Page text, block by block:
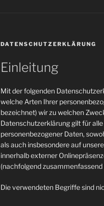
DATENSCHUTZERKLÄRUNG
Einleitung
Mit der folgenden
welche Arten Ihrer
bezeichnet) wir zu welchen
Datenschutzerklärung gilt für
personenbezogener Daten,
als auch insbesondere auf
innerhalb externer
(nachfolgend zusammenfassend
Die verwendeten Begriffe sind